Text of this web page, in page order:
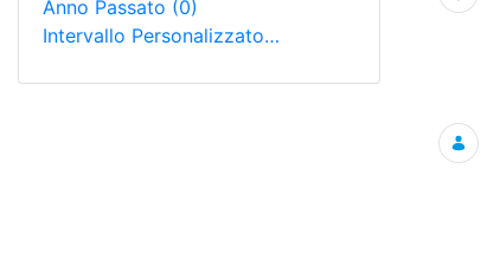
Anno Passato (0)
Intervallo Personalizzato…